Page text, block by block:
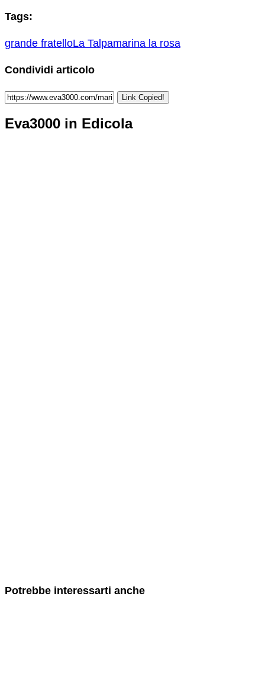
Tags:
grande fratelloLa Talpamarina la rosa
Condividi articolo
Link Copied!
Eva3000 in Edicola
Potrebbe interessarti anche